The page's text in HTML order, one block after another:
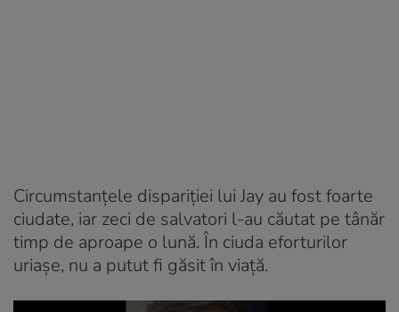
Circumstanțele dispariției lui Jay au fost foarte
ciudate, iar zeci de salvatori l-au căutat pe tânăr
timp de aproape o lună. În ciuda eforturilor
uriașe, nu a putut fi găsit în viață.